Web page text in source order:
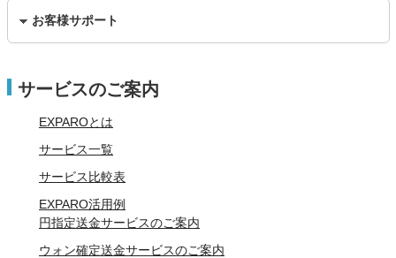
お客様サポート
サービスのご案内
EXPAROとは
サービス一覧
サービス比較表
EXPARO活用例
円指定送金サービスのご案内
ウォン確定送金サービスのご案内